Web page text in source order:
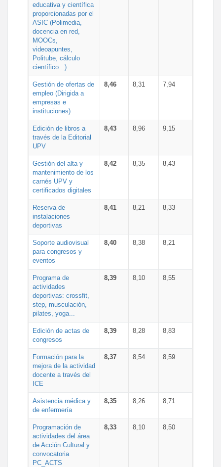
educativa y científica
proporcionadas por el
ASIC (Polimedia,
docencia en red,
MOOCs,
videoapuntes,
Politube, cálculo
científico...)
Gestión de ofertas de
empleo (Dirigida a
empresas e
instituciones)
8,46 8,31 7,94
Edición de libros a
través de la Editorial
UPV
8,43 8,96 9,15
Gestión del alta y
mantenimiento de los
carnés UPV y
certificados digitales
8,42 8,35 8,43
Reserva de
instalaciones
deportivas
8,41 8,21 8,33
Soporte audiovisual
para congresos y
eventos
8,40 8,38 8,21
Programa de
actividades
deportivas: crossfit,
step, musculación,
pilates, yoga...
8,39 8,10 8,55
Edición de actas de
congresos
8,39 8,28 8,83
Formación para la
mejora de la actividad
docente a través del
ICE
8,37 8,54 8,59
Asistencia médica y
de enfermería
8,35 8,26 8,71
Programación de
actividades del área
de Acción Cultural y
convocatoria
PC_ACTS
8,33 8,10 8,50